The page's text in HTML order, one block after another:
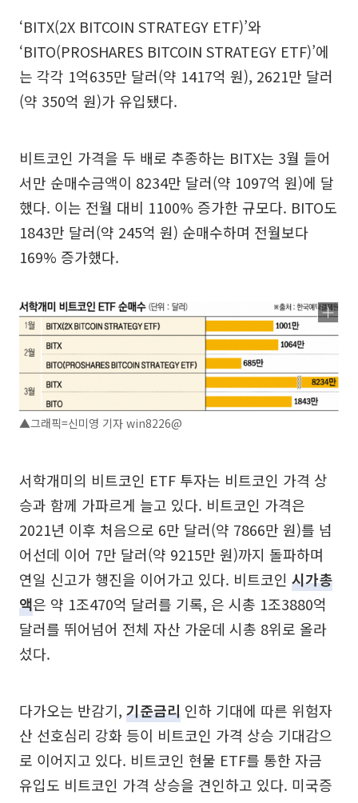
‘BITX(2X BITCOIN STRATEGY ETF)’와
‘BITO(PROSHARES BITCOIN STRATEGY ETF)’에
는 각각 1억635만 달러(약 1417억 원), 2621만 달러
(약 350억 원)가 유입됐다.
비트코인 가격을 두 배로 추종하는 BITX는 3월 들어
서만 순매수금액이 8234만 달러(약 1097억 원)에 달
했다. 이는 전월 대비 1100% 증가한 규모다. BITO도
1843만 달러(약 245억 원) 순매수하며 전월보다
169% 증가했다.
▲그래픽=신미영 기자 win8226@
서학개미의 비트코인 ETF 투자는 비트코인 가격 상
승과 함께 가파르게 늘고 있다. 비트코인 가격은
2021년 이후 처음으로 6만 달러(약 7866만 원)를 넘
어선데 이어 7만 달러(약 9215만 원)까지 돌파하며
연일 신고가 행진을 이어가고 있다. 비트코인 시가총
액은 약 1조470억 달러를 기록, 은 시총 1조3880억
달러를 뛰어넘어 전체 자산 가운데 시총 8위로 올라
섰다.
다가오는 반감기, 기준금리 인하 기대에 따른 위험자
산 선호심리 강화 등이 비트코인 가격 상승 기대감으
로 이어지고 있다. 비트코인 현물 ETF를 통한 자금
유입도 비트코인 가격 상승을 견인하고 있다. 미국증